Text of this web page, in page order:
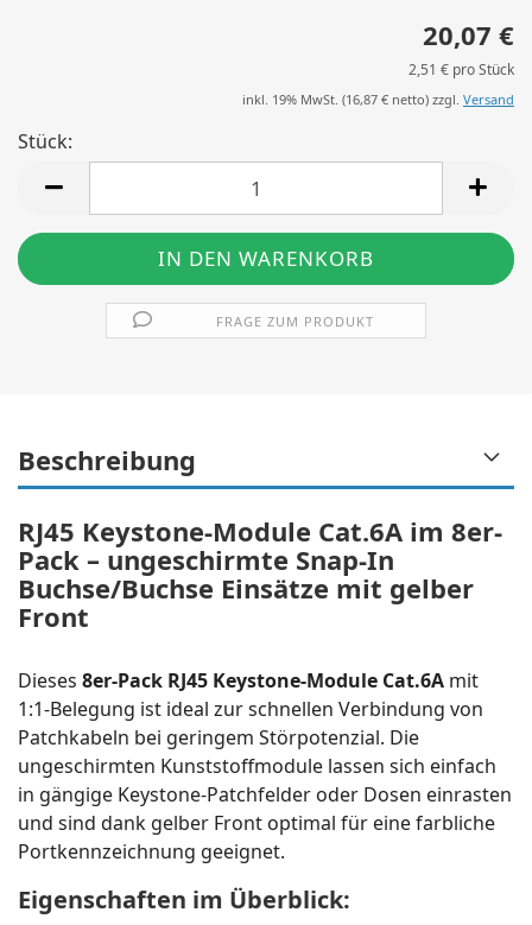
20,07 €
2,51 € pro Stück
inkl. 19% MwSt. (16,87 € netto) zzgl. Versand
Stück:
FRAGE ZUM PRODUKT
Beschreibung
RJ45 Keystone-Module Cat.6A im 8er-
Pack – ungeschirmte Snap-In
Buchse/Buchse Einsätze mit gelber
Front
Dieses 8er-Pack RJ45 Keystone-Module Cat.6A mit
1:1-Belegung ist ideal zur schnellen Verbindung von
Patchkabeln bei geringem Störpotenzial. Die
ungeschirmten Kunststoffmodule lassen sich einfach
in gängige Keystone-Patchfelder oder Dosen einrasten
und sind dank gelber Front optimal für eine farbliche
Portkennzeichnung geeignet.
Eigenschaften im Überblick: